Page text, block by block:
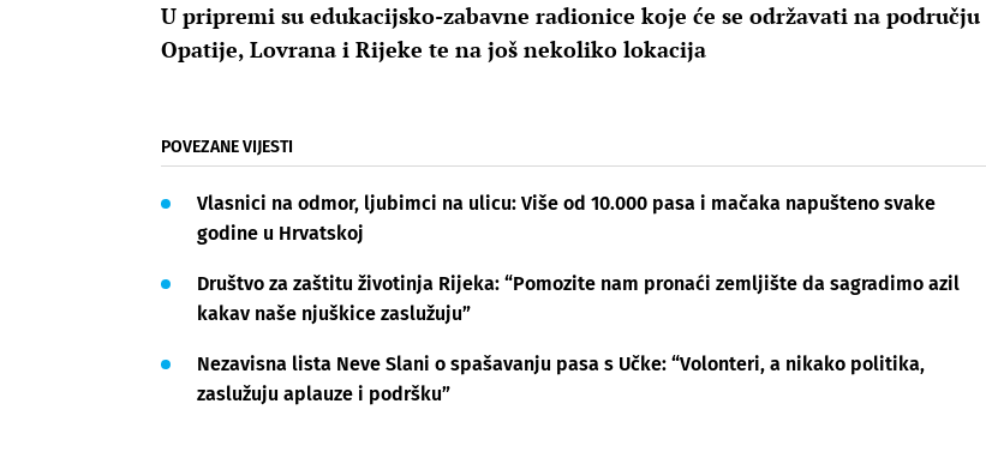
U pripremi su edukacijsko-zabavne radionice koje će se održavati na području
Opatije, Lovrana i Rijeke te na još nekoliko lokacija
POVEZANE VIJESTI
Vlasnici na odmor, ljubimci na ulicu: Više od 10.000 pasa i mačaka napušteno svake
godine u Hrvatskoj
Društvo za zaštitu životinja Rijeka: “Pomozite nam pronaći zemljište da sagradimo azil
kakav naše njuškice zaslužuju”
Nezavisna lista Neve Slani o spašavanju pasa s Učke: “Volonteri, a nikako politika,
zaslužuju aplauze i podršku”